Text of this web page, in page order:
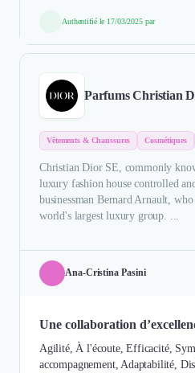
Authentifié le 17/03/2025 par
Parfums Christian
Vêtements & Chaussures Cosmétiques
Christian Dior SE, commonly
luxury fashion house controlled
businessman Bernard Arnault,
world's largest luxury group. ...
Ana-Cristina Pasini
Une collaboration
Agilité, À l'écoute, Efficacité,
accompagnement, Adaptabilité,